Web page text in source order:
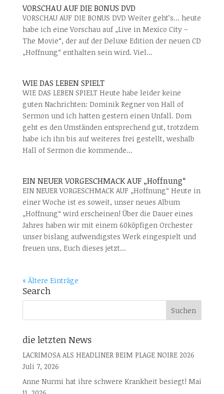
VORSCHAU AUF DIE BONUS DVD
VORSCHAU AUF DIE BONUS DVD Weiter geht’s… heute
habe ich eine Vorschau auf „Live in Mexico City –
The Movie“, der auf der Deluxe Edition der neuen CD
„Hoffnung“ enthalten sein wird. Viel...
WIE DAS LEBEN SPIELT
WIE DAS LEBEN SPIELT Heute habe leider keine
guten Nachrichten: Dominik Regner von Hall of
Sermon und ich hatten gestern einen Unfall. Dom
geht es den Umständen entsprechend gut, trotzdem
habe ich ihn bis auf weiteres frei gestellt, weshalb
Hall of Sermon die kommende...
EIN NEUER VORGESCHMACK AUF „Hoffnung“
EIN NEUER VORGESCHMACK AUF „Hoffnung“ Heute in
einer Woche ist es soweit, unser neues Album
„Hoffnung“ wird erscheinen! Über die Dauer eines
Jahres haben wir mit einem 60köpfigen Orchester
unser bislang aufwendigstes Werk eingespielt und
freuen uns, Euch dieses jetzt...
« Ältere Einträge
Search
die letzten News
LACRIMOSA ALS HEADLINER BEIM PLAGE NOIRE 2026
Juli 7, 2026
Anne Nurmi hat ihre schwere Krankheit besiegt! Mai